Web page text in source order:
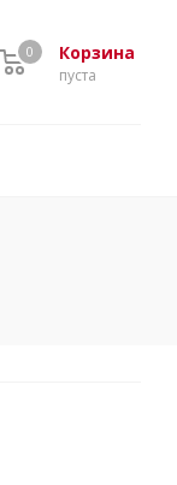
Корзина
0
пуста
0